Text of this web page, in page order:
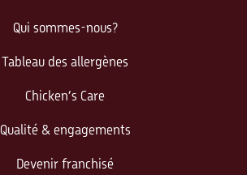
Qui sommes-nous?
Tableau des allergènes
Chicken’s Care
Qualité & engagements
Devenir franchisé